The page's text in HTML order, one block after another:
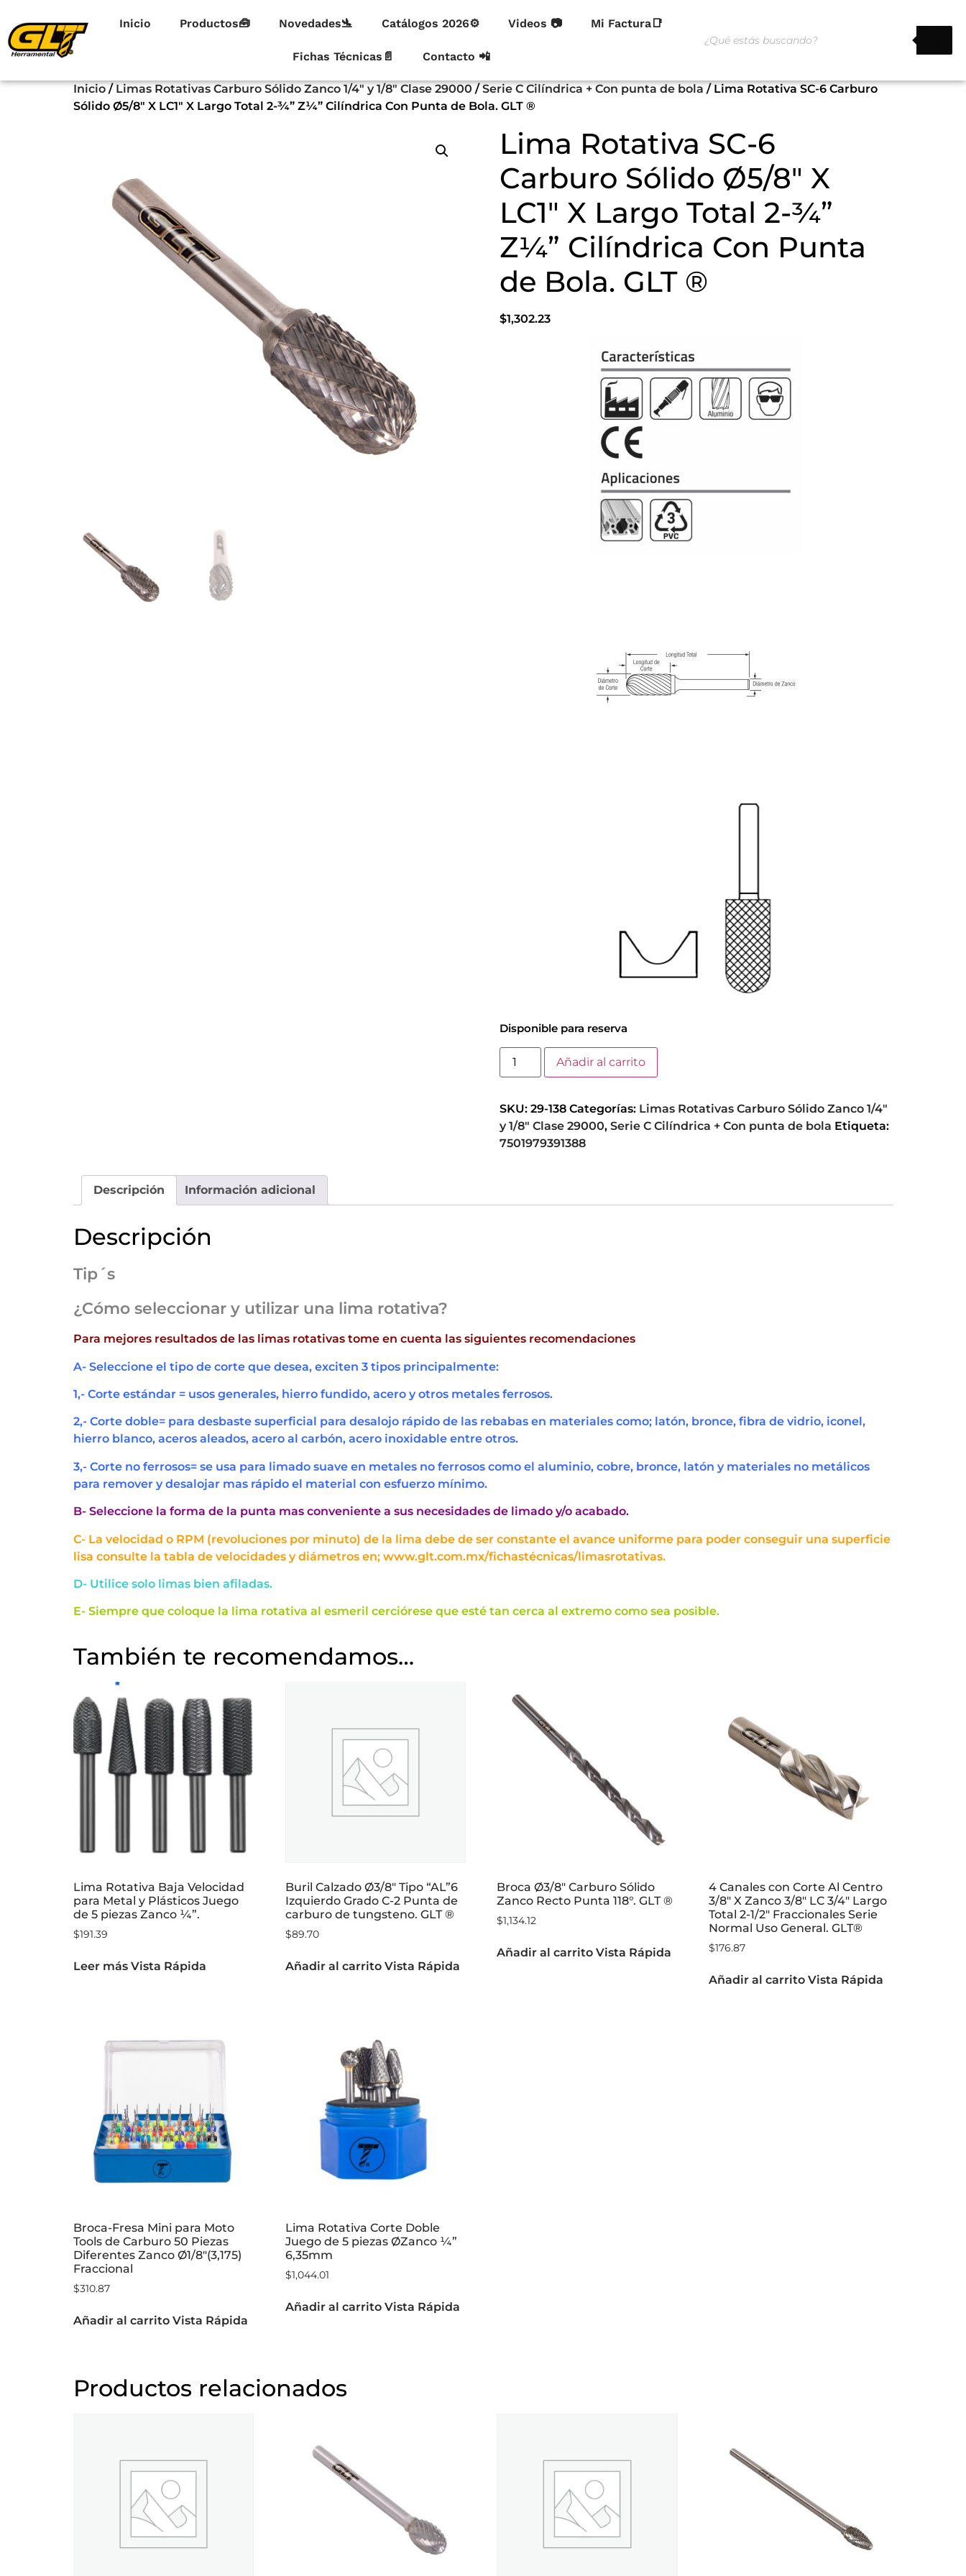
Inicio Productos🧰 Novedades🛬 Catálogos 2026⚙ Videos 📷 Mi Factura📑
Fichas Técnicas📄 Contacto 📲
Inicio/Limas Rotativas Carburo Sólido Zanco 1/4" y 1/8" Clase 29000/Serie C Cilíndrica + Con punta de bola/ Lima Rotativa SC-6 Carburo
Sólido Ø5/8″ X LC1″ X Largo Total 2-¾” Z¼” Cilíndrica Con Punta de Bola. GLT ®
Lima Rotativa SC-6
Carburo Sólido Ø5/8″ X
LC1″ X Largo Total 2-¾”
Z¼” Cilíndrica Con Punta
de Bola. GLT ®
$1,302.23
Disponible para reserva
Añadir al carrito
SKU: 29-138 Categorías: Limas Rotativas Carburo Sólido Zanco 1/4"
y 1/8" Clase 29000, Serie C Cilíndrica + Con punta de bola Etiqueta:
7501979391388
Descripción Información adicional
Descripción
Tip´s
¿Cómo seleccionar y utilizar una lima rotativa?
Para mejores resultados de las limas rotativas tome en cuenta las siguientes recomendaciones
A- Seleccione el tipo de corte que desea, exciten 3 tipos principalmente:
1,- Corte estándar = usos generales, hierro fundido, acero y otros metales ferrosos.
2,- Corte doble= para desbaste superficial para desalojo rápido de las rebabas en materiales como; latón, bronce, fibra de vidrio, iconel,
hierro blanco, aceros aleados, acero al carbón, acero inoxidable entre otros.
3,- Corte no ferrosos= se usa para limado suave en metales no ferrosos como el aluminio, cobre, bronce, latón y materiales no metálicos
para remover y desalojar mas rápido el material con esfuerzo mínimo.
B- Seleccione la forma de la punta mas conveniente a sus necesidades de limado y/o acabado.
C- La velocidad o RPM (revoluciones por minuto) de la lima debe de ser constante el avance uniforme para poder conseguir una superficie
lisa consulte la tabla de velocidades y diámetros en; www.glt.com.mx/fichastécnicas/limasrotativas.
D- Utilice solo limas bien afiladas.
E- Siempre que coloque la lima rotativa al esmeril cerciórese que esté tan cerca al extremo como sea posible.
También te recomendamos…
Lima Rotativa Baja Velocidad
para Metal y Plásticos Juego
de 5 piezas Zanco ¼”.
$191.39
Leer más Vista Rápida
Buril Calzado Ø3/8″ Tipo “AL”6
Izquierdo Grado C-2 Punta de
carburo de tungsteno. GLT ®
$89.70
Añadir al carrito Vista Rápida
Broca Ø3/8″ Carburo Sólido
Zanco Recto Punta 118°. GLT ®
$1,134.12
Añadir al carrito Vista Rápida
4 Canales con Corte Al Centro
3/8″ X Zanco 3/8″ LC 3/4″ Largo
Total 2-1/2″ Fraccionales Serie
Normal Uso General. GLT®
$176.87
Añadir al carrito Vista Rápida
Broca-Fresa Mini para Moto
Tools de Carburo 50 Piezas
Diferentes Zanco Ø1/8″(3,175)
Fraccional
$310.87
Añadir al carrito Vista Rápida
Lima Rotativa Corte Doble
Juego de 5 piezas ØZanco ¼”
6,35mm
$1,044.01
Añadir al carrito Vista Rápida
Productos relacionados